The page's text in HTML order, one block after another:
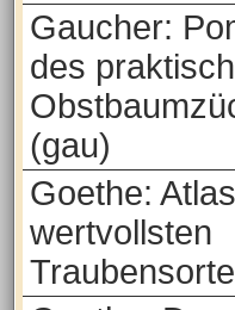
Gaucher:
des
(gau)
Goethe:
wertvollsten